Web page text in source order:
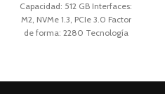
Capacidad: 512 GB Interfaces:
M2, NVMe 1.3, PCIe 3.0 Factor
de forma: 2280 Tecnología